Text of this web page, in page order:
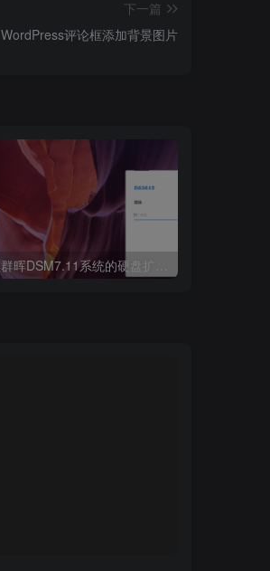
下一篇
WordPress评论框添加背景图片